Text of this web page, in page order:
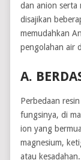
dan anion serta
disajikan
memudahkan
pengolahan air
A.
Perbedaan
fungsinya, di
ion yang
magnesium,
atau kesadahan.